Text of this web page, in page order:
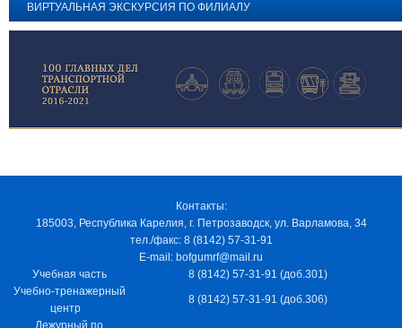
ВИРТУАЛЬНАЯ ЭКСКУРСИЯ ПО ФИЛИАЛУ
Контакты:
185003, Республика Карелия, г. Петрозаводск, ул. Варламова, 34
тел./факс: 8 (8142) 57-31-91
E-mail: bofgumrf@mail.ru
Учебная часть
8 (8142) 57-31-91 (доб.301)
Учебно-тренажерный
центр
8 (8142) 57-31-91 (доб.306)
Дежурный по